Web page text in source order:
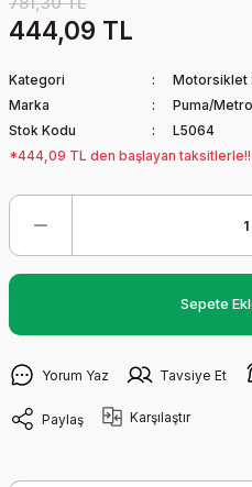
444,09 TL
Kategori
Motorsiklet
Marka
Puma/Metro
Stok Kodu
L5064
*444,09 TL den başlayan taksitlerle!!
Sepete
Yorum Yaz Tavsiye Et
Paylaş Karşılaştır